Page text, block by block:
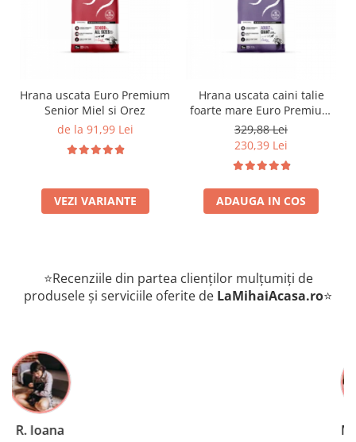
Hrana uscata Euro Premium
Senior Miel si Orez
de la 91,99 Lei
VEZI VARIANTE
Hrana uscata caini talie
foarte mare Euro Premium
Giant Adult pui si orez 15
Kg
329,88 Lei
230,39 Lei
ADAUGA IN COS
⭐Recenziile din partea clienților mulțumiți de
produsele și serviciile oferite de LaMihaiAcasa.ro⭐